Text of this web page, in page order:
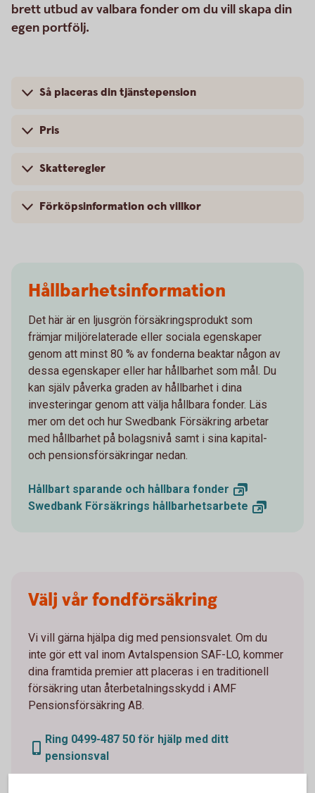
brett utbud av valbara fonder om du vill skapa din
egen portfölj.
Så placeras din tjänstepension
Pris
Skatteregler
Förköpsinformation och villkor
Hållbarhetsinformation
Det här är en ljusgrön försäkringsprodukt som
främjar miljörelaterade eller sociala egenskaper
genom att minst 80 % av fonderna beaktar någon av
dessa egenskaper eller har hållbarhet som mål. Du
kan själv påverka graden av hållbarhet i dina
investeringar genom att välja hållbara fonder. Läs
mer om det och hur Swedbank Försäkring arbetar
med hållbarhet på bolagsnivå samt i sina kapital-
och pensionsförsäkringar nedan.
Hållbart sparande och hållbara fonder
Swedbank Försäkrings hållbarhetsarbete
Välj vår fondförsäkring
Vi vill gärna hjälpa dig med pensionsvalet. Om du
inte gör ett val inom Avtalspension SAF-LO, kommer
dina framtida premier att placeras i en traditionell
försäkring utan återbetalningsskydd i AMF
Pensionsförsäkring AB.
Ring 0499-487 50 för hjälp med ditt
pensionsval